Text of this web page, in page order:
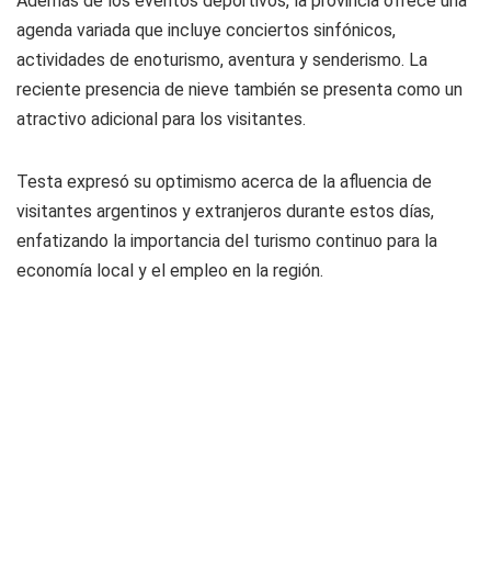
agenda variada que incluye conciertos sinfónicos,
actividades de enoturismo, aventura y senderismo. La
reciente presencia de nieve también se presenta como un
atractivo adicional para los visitantes.
Testa expresó su optimismo acerca de la afluencia de
visitantes argentinos y extranjeros durante estos días,
enfatizando la importancia del turismo continuo para la
economía local y el empleo en la región.